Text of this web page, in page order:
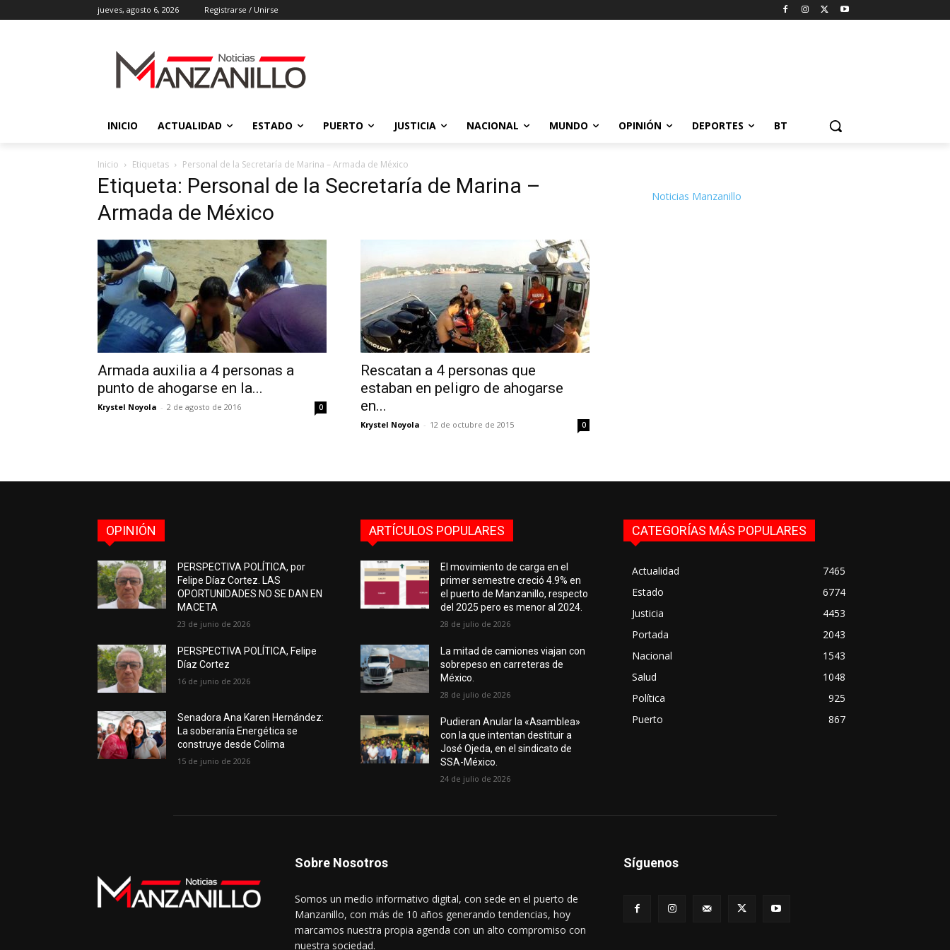
jueves, agosto 6, 2026 Registrarse / Unirse
INICIO ACTUALIDAD ESTADO PUERTO JUSTICIA NACIONAL MUNDO OPINIÓN DEPORTES BT
Inicio Etiquetas Personal de la Secretaría de Marina – Armada de México
Etiqueta: Personal de la Secretaría de Marina –
Armada de México
Armada auxilia a 4 personas a
punto de ahogarse en la...
Krystel Noyola - 2 de agosto de 2016 0
Rescatan a 4 personas que
estaban en peligro de ahogarse
en...
Krystel Noyola - 12 de octubre de 2015 0
Noticias Manzanillo
OPINIÓN
PERSPECTIVA POLÍTICA, por
Felipe Díaz Cortez. LAS
OPORTUNIDADES NO SE DAN EN
MACETA
23 de junio de 2026
PERSPECTIVA POLÍTICA, Felipe
Díaz Cortez
16 de junio de 2026
Senadora Ana Karen Hernández:
La soberanía Energética se
construye desde Colima
15 de junio de 2026
ARTÍCULOS POPULARES
El movimiento de carga en el
primer semestre creció 4.9% en
el puerto de Manzanillo, respecto
del 2025 pero es menor al 2024.
28 de julio de 2026
La mitad de camiones viajan con
sobrepeso en carreteras de
México.
28 de julio de 2026
Pudieran Anular la «Asamblea»
con la que intentan destituir a
José Ojeda, en el sindicato de
SSA-México.
24 de julio de 2026
CATEGORÍAS MÁS POPULARES
Actualidad
7465
Estado
6774
Justicia
4453
Portada
2043
Nacional
1543
Salud
1048
Política
925
Puerto
867
Sobre Nosotros
Somos un medio informativo digital, con sede en el puerto de
Manzanillo, con más de 10 años generando tendencias, hoy
marcamos nuestra propia agenda con un alto compromiso con
nuestra sociedad.
Síguenos